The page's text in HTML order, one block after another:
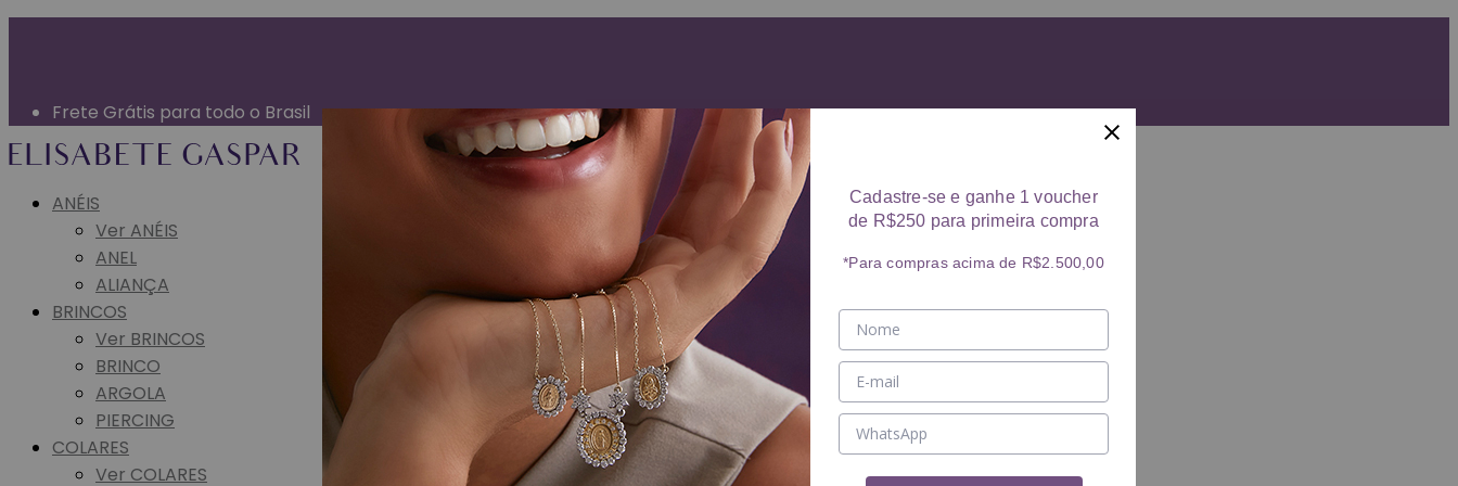
Frete Grátis para todo o Brasil
ANÉIS
Ver ANÉIS
ANEL
ALIANÇA
BRINCOS
Ver BRINCOS
BRINCO
ARGOLA
PIERCING
COLARES
Ver COLARES
Cadastre-se e ganhe 1 voucher
de R$250 para primeira compra
*Para compras acima de R$2.500,00